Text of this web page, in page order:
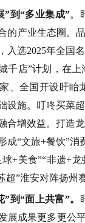
”到“多业集成”。
的产业生态圈。
入选2025年全国
千店”计划，在上
、全国开设盱眙
设施。叮咚买菜
合增效益。打造
成“文旅+餐饮”消
球+美食”“非遗+龙
超”淮安对阵扬州
”到“面上共富”。
展成果更多更公平